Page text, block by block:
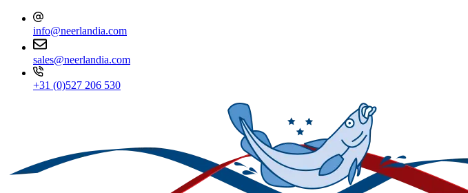
info@neerlandia.com
sales@neerlandia.com
+31 (0)527 206 530